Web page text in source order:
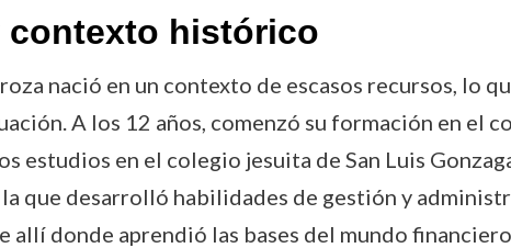
contexto histórico
nació en un contexto de escasos recursos, lo
A los 12 años, comenzó su formación en el
estudios en el colegio jesuita de San Luis
que desarrolló habilidades de gestión y
allí donde aprendió las bases del mundo